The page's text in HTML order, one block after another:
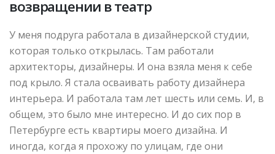
возвращении в театр
У меня подруга работала в дизайнерской студии,
которая только открылась. Там работали
архитекторы, дизайнеры. И она взяла меня к себе
под крыло. Я стала осваивать работу дизайнера
интерьера. И работала там лет шесть или семь. И, в
общем, это было мне интересно. И до сих пор в
Петербурге есть квартиры моего дизайна. И
иногда, когда я прохожу по улицам, где они